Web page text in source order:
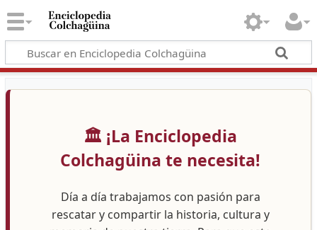
🏛️ ¡La Enciclopedia
Colchagüina te necesita!
Día a día trabajamos con pasión para
rescatar y compartir la historia, cultura y